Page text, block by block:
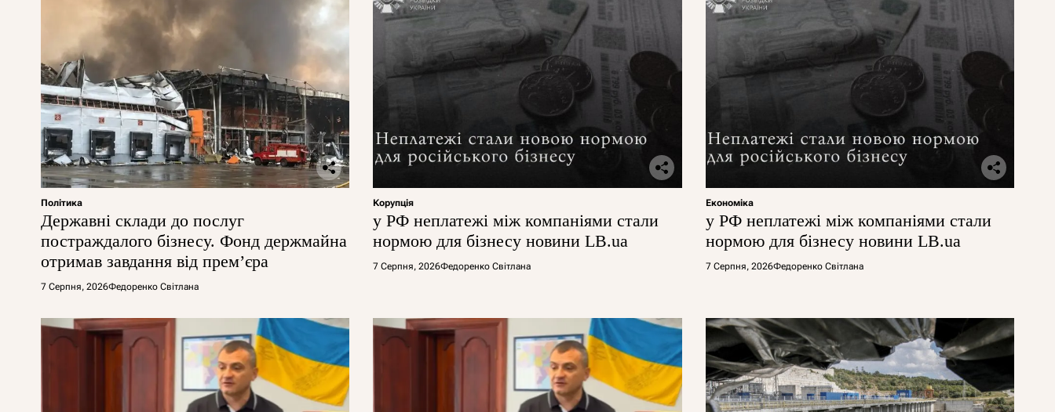
Політика
Державні склади до послуг
постраждалого бізнесу. Фонд держмайна
отримав завдання від прем’єра
7 Серпня, 2026Федоренко Світлана
Корупція
у РФ неплатежі між компаніями стали
нормою для бізнесу новини LB.ua
7 Серпня, 2026Федоренко Світлана
Економіка
у РФ неплатежі між компаніями стали
нормою для бізнесу новини LB.ua
7 Серпня, 2026Федоренко Світлана